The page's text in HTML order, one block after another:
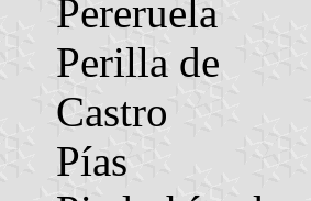
Pereruela
Perilla de
Castro
Pías